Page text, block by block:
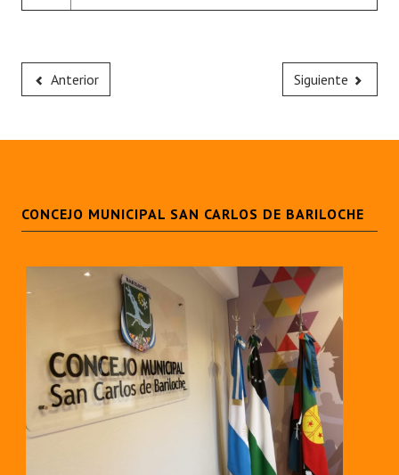
Anterior Siguiente
CONCEJO MUNICIPAL SAN CARLOS DE BARILOCHE